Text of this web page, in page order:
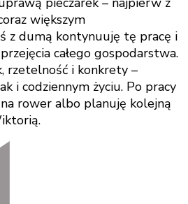
większym
z dumą kontynuuję tę pracę i
całego gospodarstwa.
rzetelność i konkrety –
i codziennym życiu. Po pracy
rower albo planuję kolejną